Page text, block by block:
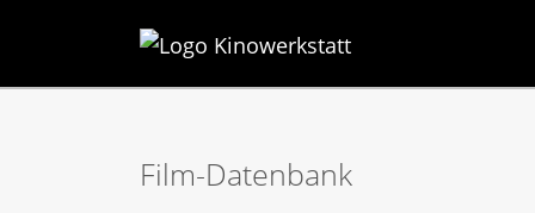
Film-Datenbank